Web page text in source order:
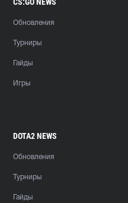
Обновления
Турниры
Гайды
Игры
DOTA2 NEWS
Обновления
Турниры
Гайды